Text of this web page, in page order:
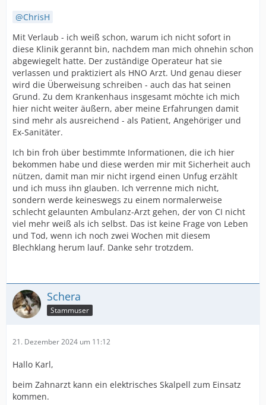
ChrisH
Mit Verlaub - ich weiß schon, warum ich nicht sofort in
diese Klinik gerannt bin, nachdem man mich ohnehin schon
abgewiegelt hatte. Der zuständige Operateur hat sie
verlassen und praktiziert als HNO Arzt. Und genau dieser
wird die Überweisung schreiben - auch das hat seinen
Grund. Zu dem Krankenhaus insgesamt möchte ich mich
hier nicht weiter äußern, aber meine Erfahrungen damit
sind mehr als ausreichend - als Patient, Angehöriger und
Ex-Sanitäter.
Ich bin froh über bestimmte Informationen, die ich hier
bekommen habe und diese werden mir mit Sicherheit auch
nützen, damit man mir nicht irgend einen Unfug erzählt
und ich muss ihn glauben. Ich verrenne mich nicht,
sondern werde keineswegs zu einem normalerweise
schlecht gelaunten Ambulanz-Arzt gehen, der von CI nicht
viel mehr weiß als ich selbst. Das ist keine Frage von Leben
und Tod, wenn ich noch zwei Wochen mit diesem
Blechklang herum lauf. Danke sehr trotzdem.
Schera
Stammuser
21. Dezember 2024 um 11:12
Hallo Karl,
beim Zahnarzt kann ein elektrisches Skalpell zum Einsatz
kommen.